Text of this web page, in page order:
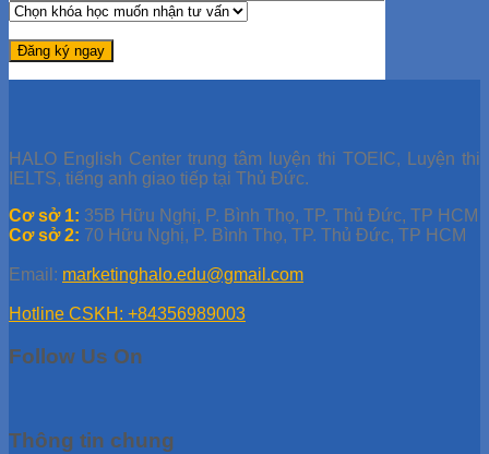
HALO English Center trung tâm luyện thi TOEIC, Luyện thi
IELTS, tiếng anh giao tiếp tại Thủ Đức.
Cơ sở 1: 35B Hữu Nghị, P. Bình Thọ, TP. Thủ Đức, TP HCM
Cơ sở 2: 70 Hữu Nghị, P. Bình Thọ, TP. Thủ Đức, TP HCM
Email: marketinghalo.edu@gmail.com
Hotline CSKH: +84356989003
Follow Us On
Thông tin chung